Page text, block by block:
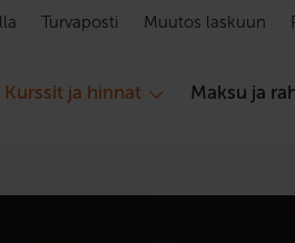
Kurssit ja hinnat Maksu ja
Turvaposti Muutos laskuun